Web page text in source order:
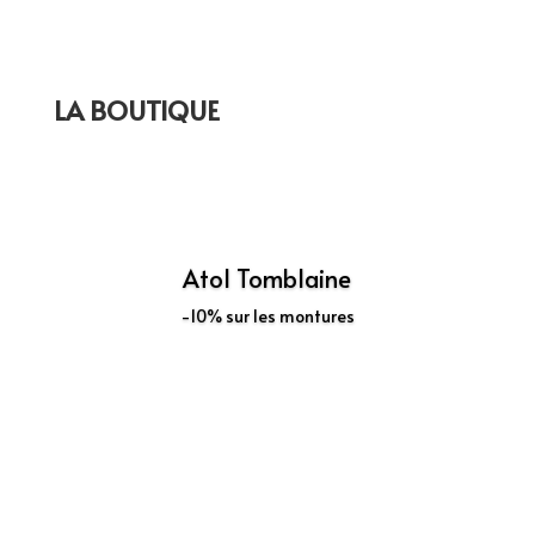
LA BOUTIQUE
Atol Tomblaine
-10% sur les montures